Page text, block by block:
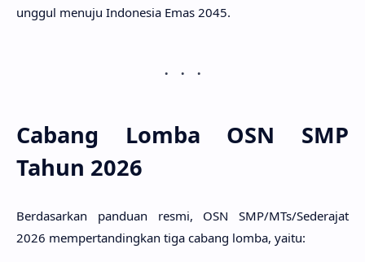
unggul menuju Indonesia Emas 2045.
Cabang Lomba OSN SMP
Tahun 2026
Berdasarkan panduan resmi, OSN SMP/MTs/Sederajat
2026 mempertandingkan tiga cabang lomba, yaitu: